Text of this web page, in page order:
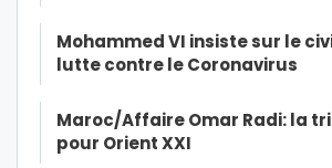
Mohammed VI insiste sur le
lutte contre le Coronavirus
Maroc/Affaire Omar Radi: la
pour Orient XXI